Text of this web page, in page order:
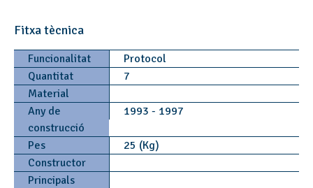
Fitxa tècnica
Funcionalitat
Protocol
Quantitat
7
Material
Any de
construcció
1993 - 1997
Pes
25 (Kg)
Constructor
Principals